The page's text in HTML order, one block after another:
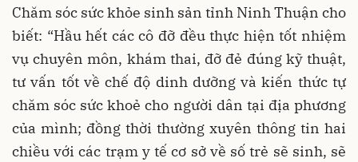
Chăm sóc sức khỏe sinh sản tỉnh Ninh Thuận cho
biết: “Hầu hết các cô đỡ đều thực hiện tốt nhiệm
vụ chuyên môn, khám thai, đỡ đẻ đúng kỹ thuật,
tư vấn tốt về chế độ dinh dưỡng và kiến thức tự
chăm sóc sức khoẻ cho người dân tại địa phương
của mình; đồng thời thường xuyên thông tin hai
chiều với các trạm y tế cơ sở về số trẻ sẽ sinh, sẽ